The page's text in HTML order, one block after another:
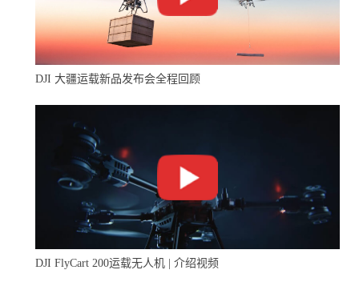
DJI 大疆运载新品发布会全程回顾
DJI FlyCart 200运载无人机 | 介绍视频